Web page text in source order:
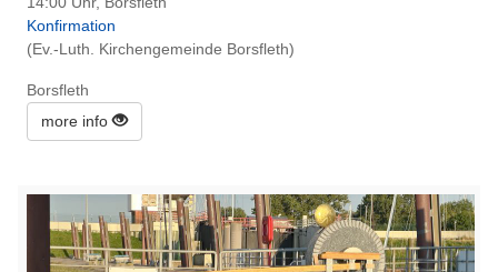
Konfirmation
(Ev.-Luth. Kirchengemeinde Borsfleth)
Borsfleth
more info